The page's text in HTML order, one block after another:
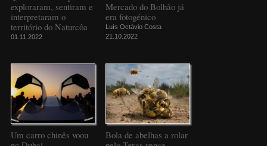
exploraram, sentiram e
interpretaram o
território do Naturcôa
01.11.2022
Mercado do Bolhão já
era fotogénico
Luís Octávio Costa
21.10.2022
Um carro chinês voou
Bola de abelhas a rolar